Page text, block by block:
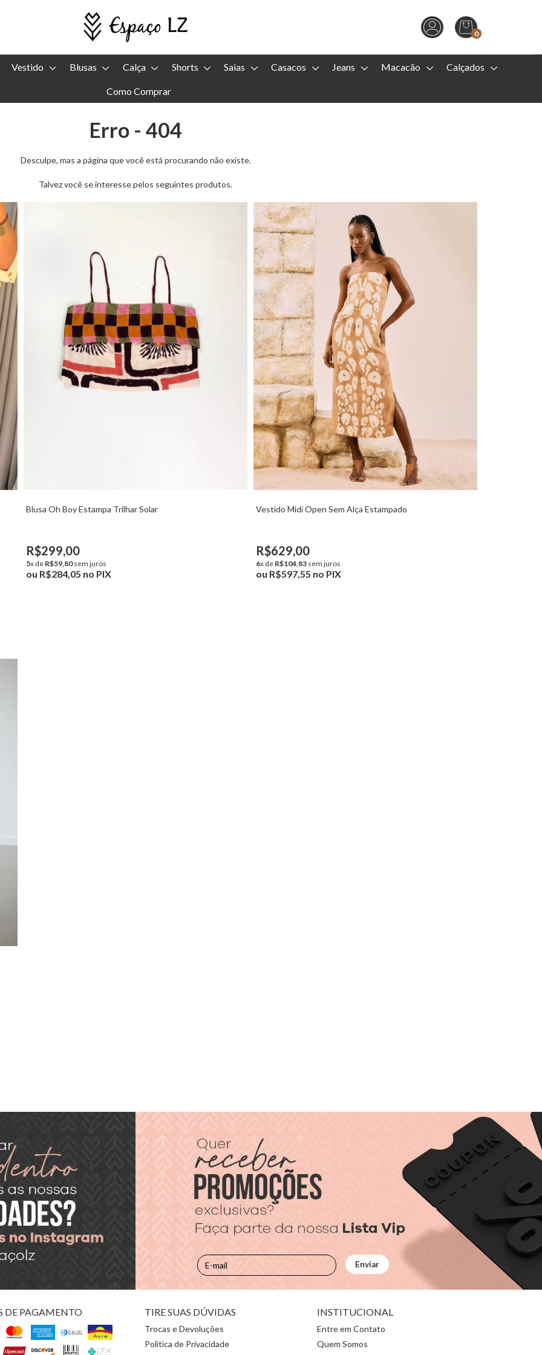
0
Vestido Blusas Calça Shorts Saias Casacos Jeans Macacão Calçados
Como Comprar
Erro - 404
Desculpe, mas a página que você está procurando não existe.
Talvez você se interesse pelos seguintes produtos.
Blusa Oh Boy Estampa Trilhar Solar
R$299,00
5x de R$59,80sem juros
ou R$284,05 no PIX
Vestido Midi Open Sem Alça Estampado
R$629,00
6x de R$104,83 sem juros
ou R$597,55 no PIX
DE PAGAMENTO TIRE SUAS DÚVIDAS
Trocas e Devoluções
Política de Privacidade
INSTITUCIONAL
Entre em Contato
Quem Somos